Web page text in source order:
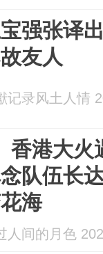
强张译
友人
记录风土人情
香港大火
队伍长
海
人间的月色